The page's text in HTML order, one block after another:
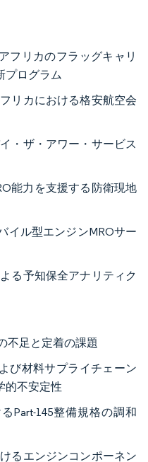
フリカのフラッグキャリ
プログラム
リカにおける格安航空会
・ザ・アワー・サービス
能力を支援する防衛現地
イル型エンジンMROサー
る予知保全アナリティク
不足と定着の課題
び材料サプライチェーン
的不安定性
Part-145整備規格の調和
るエンジンコンポーネン